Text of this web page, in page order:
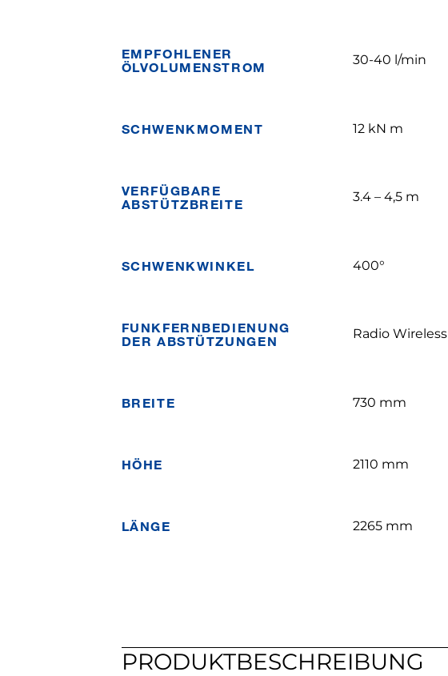
EMPFOHLENER
ÖLVOLUMENSTROM
30-40 l/min
SCHWENKMOMENT 12 kN m
VERFÜGBARE
ABSTÜTZBREITE
3.4 – 4,5 m
SCHWENKWINKEL 400°
FUNKFERNBEDIENUNG
DER ABSTÜTZUNGEN
Radio Wireless
BREITE 730 mm
HÖHE 2110 mm
LÄNGE 2265 mm
PRODUKTBESCHREIBUNG